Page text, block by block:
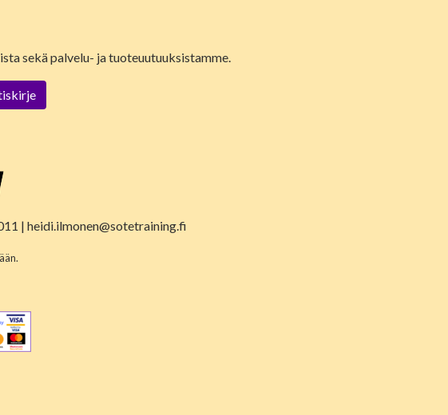
sekä palvelu- ja tuoteuutuuksistamme.
| heidi.ilmonen@sotetraining.fi